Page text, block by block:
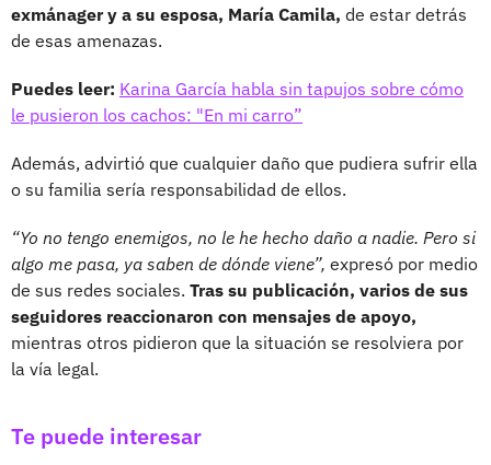
exmánager y a su esposa, María Camila, de estar detrás
de esas amenazas.
Puedes leer: Karina García habla sin tapujos sobre cómo
le pusieron los cachos: "En mi carro”
Además, advirtió que cualquier daño que pudiera sufrir ella
o su familia sería responsabilidad de ellos.
“Yo no tengo enemigos, no le he hecho daño a nadie. Pero si
algo me pasa, ya saben de dónde viene”, expresó por medio
de sus redes sociales. Tras su publicación, varios de sus
seguidores reaccionaron con mensajes de apoyo,
mientras otros pidieron que la situación se resolviera por
la vía legal.
Te puede interesar